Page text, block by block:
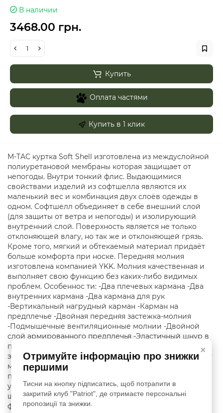
В наличии
3468.00 грн.
Купить
Оплата частями
Купить в 1 клик
M-TAC куртка Soft Shell изготовлена из междуслойной
полиуретановой мембраны которая защищает от
непогоды. Внутри тонкий флис. Выдающимися
свойствами изделий из софтшелла являются их
маленький вес и комбинация двух слоёв одежды в
одном. Софтшелл объединяет в себе внешний слой
(для защиты от ветра и непогоды) и изолирующий
внутренний слой. Поверхность является не только
отклоняющей влагу, но так же и отклоняющей грязь.
Кроме того, мягкий и обтекаемый материал придаёт
больше комфорта при носке. Передняя молния
изготовлена компанией YKK. Молния качественная и
выполняет свою функцию без каких-либо видимых
проблем. Особеннос ти: -Два плечевых кармана -Два
внутренних кармана -Два кармана для рук
-Вертикальный нагрудный карман -Карман на
предплечье -Двойная передняя застежка-молния
-Подмышечные вентиляционные молнии -Двойной
слой армированного предплечья -Эластичный шнур в
поясе -Регулируемые запястье манжеты Soft Shell —
это одежда, которая защищает от непогоды и обладает
минимальным весом и объемом. Ее создали как
противовес обычной одежде, которая предлагала
укрываться от ветра и дождя в штормовках и
штормовых брюках, а также утепляться с помощью
флиса и пуха. Благодаря Soft Shell удается получить
×
Отримуйте інформацію про знижки
першими
Тисни на кнопку підписатись, щоб потрапити в
закритий клуб "Patriot", де отримаєте персональні
пропозиції та знижки.